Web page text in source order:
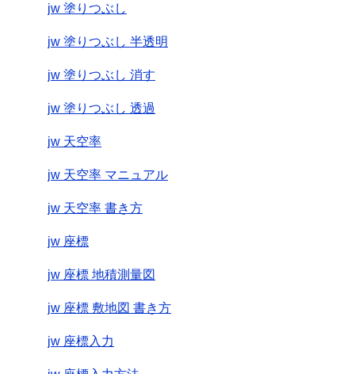
jw 塗りつぶし
jw 塗りつぶし 半透明
jw 塗りつぶし 消す
jw 塗りつぶし 透過
jw 天空率
jw 天空率 マニュアル
jw 天空率 書き方
jw 座標
jw 座標 地積測量図
jw 座標 敷地図 書き方
jw 座標入力